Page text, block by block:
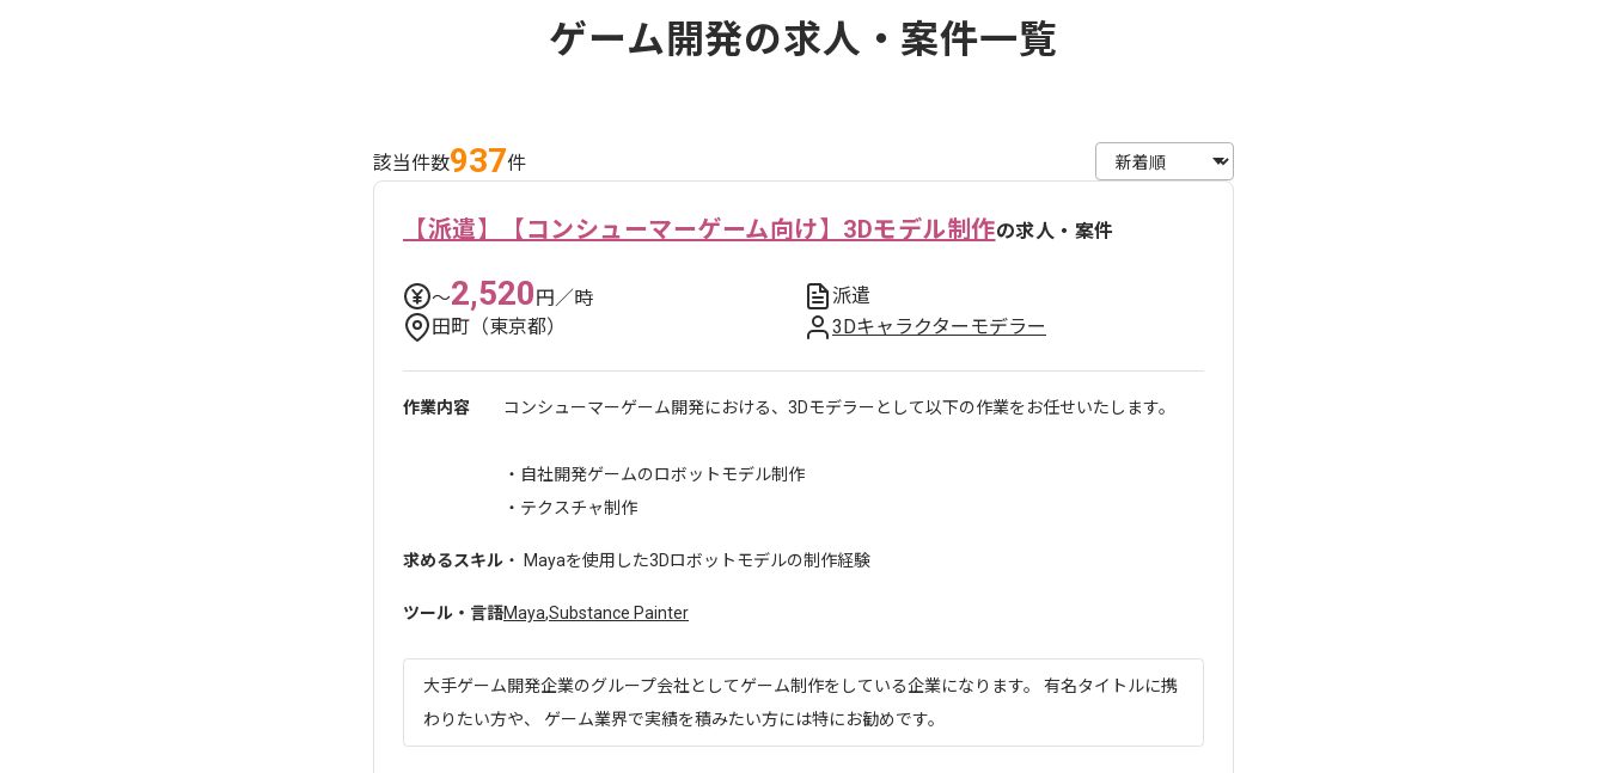
ゲーム開発の求人・案件一覧
該当件数937件
【派遣】【コンシューマーゲーム向け】3Dモデル制作の求人・案件
〜2,520円／時
派遣
田町（東京都）
3Dキャラクターモデラー
作業内容 コンシューマーゲーム開発における、3Dモデラーとして以下の作業をお任せいたします。
・自社開発ゲームのロボットモデル制作
・テクスチャ制作
求めるスキル ・ Mayaを使用した3Dロボットモデルの制作経験
ツール・言語Maya,Substance Painter
大手ゲーム開発企業のグループ会社としてゲーム制作をしている企業になります。 有名タイトルに携
わりたい方や、 ゲーム業界で実績を積みたい方には特にお勧めです。